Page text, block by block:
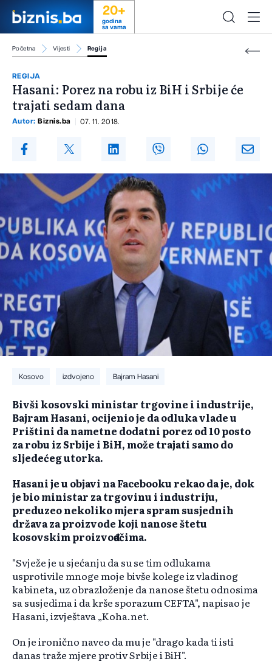
20+
godina
sa vama
Početna Vijesti Regija
REGIJA
Hasani: Porez na robu iz BiH i Srbije će
trajati sedam dana
Autor: Biznis.ba 07. 11. 2018.
Kosovo izdvojeno Bajram Hasani
Bivši kosovski ministar trgovine i industrije,
Bajram Hasani, ocijenio je da odluka vlade u
Prištini da nametne dodatni porez od 10 posto
za robu iz Srbije i BiH, može trajati samo do
sljedećeg utorka.
Hasani je u objavi na Facebooku rekao da je, dok
je bio ministar za trgovinu i industriju,
preduzeo nekoliko mjera spram susjednih
država za proizvode koji nanose štetu
kosovskim proizvođačima.
"Svježe je u sjećanju da su se tim odlukama
usprotivile mnoge moje bivše kolege iz vladinog
kabineta, uz obrazloženje da nanose štetu odnosima
sa susjedima i da krše sporazum CEFTA", napisao je
Hasani, izvještava „Koha.net.
On je ironično naveo da mu je "drago kada ti isti
danas traže mjere protiv Srbije i BiH".